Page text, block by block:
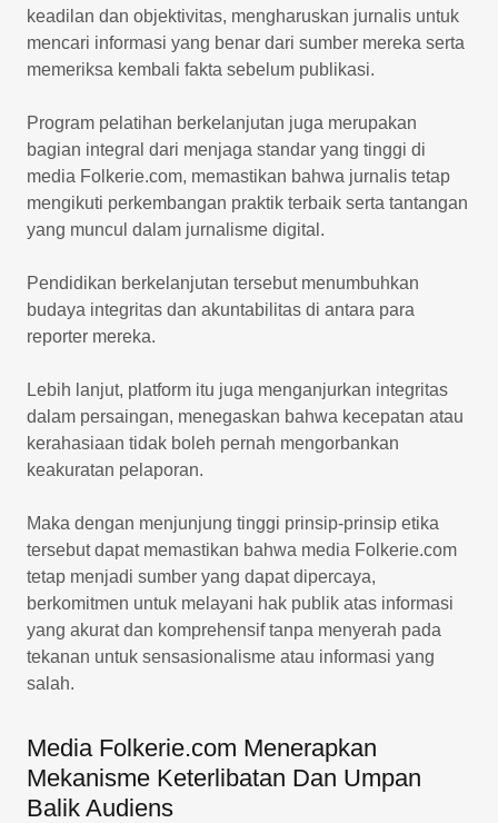
keadilan dan objektivitas, mengharuskan jurnalis untuk
mencari informasi yang benar dari sumber mereka serta
memeriksa kembali fakta sebelum publikasi.
Program pelatihan berkelanjutan juga merupakan
bagian integral dari menjaga standar yang tinggi di
media Folkerie.com, memastikan bahwa jurnalis tetap
mengikuti perkembangan praktik terbaik serta tantangan
yang muncul dalam jurnalisme digital.
Pendidikan berkelanjutan tersebut menumbuhkan
budaya integritas dan akuntabilitas di antara para
reporter mereka.
Lebih lanjut, platform itu juga menganjurkan integritas
dalam persaingan, menegaskan bahwa kecepatan atau
kerahasiaan tidak boleh pernah mengorbankan
keakuratan pelaporan.
Maka dengan menjunjung tinggi prinsip-prinsip etika
tersebut dapat memastikan bahwa media Folkerie.com
tetap menjadi sumber yang dapat dipercaya,
berkomitmen untuk melayani hak publik atas informasi
yang akurat dan komprehensif tanpa menyerah pada
tekanan untuk sensasionalisme atau informasi yang
salah.
Media Folkerie.com Menerapkan
Mekanisme Keterlibatan Dan Umpan
Balik Audiens